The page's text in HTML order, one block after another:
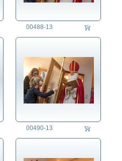
00488-13
00490-13